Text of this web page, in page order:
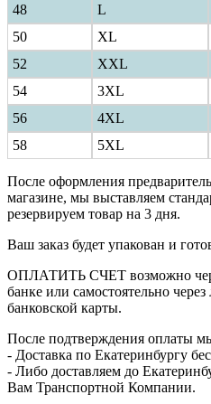
48
L
50
XL
52
XXL
54
3XL
56
4XL
58
5XL
После оформления
магазине, мы выставляем
резервируем товар на 3 дня.
Ваш заказ будет упакован и
ОПЛАТИТЬ СЧЕТ возможно
банке или самостоятельно
банковской карты.
После подтверждения оплаты
- Доставка по Екатеринбургу
- Либо доставляем до
Вам Транспортной Компании.